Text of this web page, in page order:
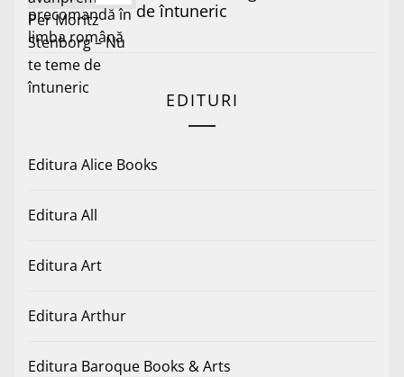
de întuneric
EDITURI
Editura Alice Books
Editura All
Editura Art
Editura Arthur
Editura Baroque Books & Arts